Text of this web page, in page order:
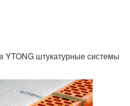
YTONG штукатурные системы